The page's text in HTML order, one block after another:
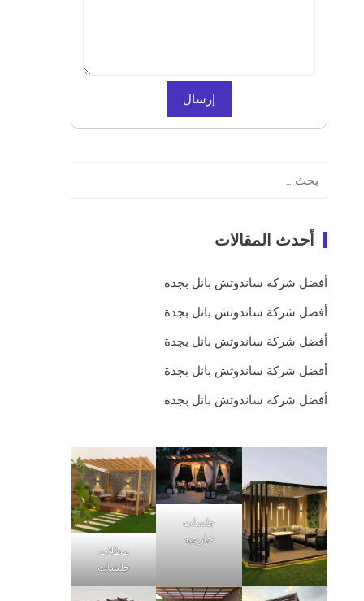
عن:
أحدث المقالات
أفضل شركة ساندوتش بانل بجدة
أفضل شركة ساندوتش بانل بجدة
أفضل شركة ساندوتش بانل بجدة
أفضل شركة ساندوتش بانل بجدة
أفضل شركة ساندوتش بانل بجدة
جلسات
خارجيه
مظلات
جلسات